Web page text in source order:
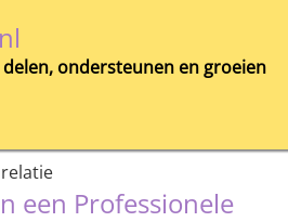
delen, ondersteunen en groeien
een Professionele